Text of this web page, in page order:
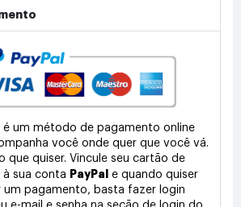
é um método de pagamento online
você onde quer que você vá.
que quiser. Vincule seu cartão de
sua conta PayPal
e quando quiser
um pagamento, basta fazer login